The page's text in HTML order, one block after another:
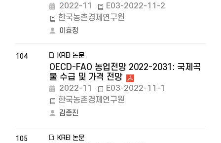
2022-11
E03-2022-11-2
한국농촌경제연구원
이효정
104 KREI 논문
OECD-FAO 농업전망 2022-2031: 국제곡
물 수급 및 가격 전망
2022-11
E03-2022-11-1
한국농촌경제연구원
김종진
105 KREI 논문